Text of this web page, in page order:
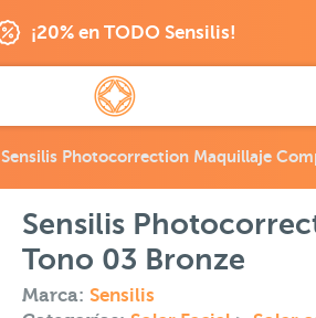
¡20% en TODO Sensilis!
Sensilis Photocorrection Maquillaje
Sensilis
Tono 03 Bronze
Marca: Sensilis